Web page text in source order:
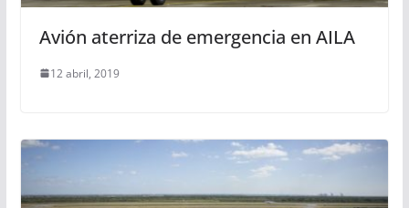
Avión aterriza de emergencia en AILA
12 abril, 2019